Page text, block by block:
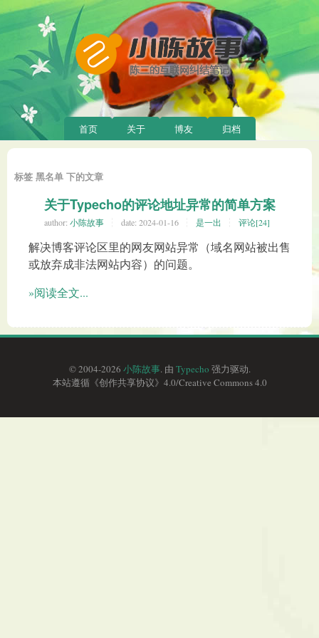
首页 关于 博友 归档
标签 黑名单 下的文章
关于Typecho的评论地址异常的简单方案
author: 小陈故事 date: 2024-01-16 是一出 评论[24]
解决博客评论区里的网友网站异常（域名网站被出售
或放弃成非法网站内容）的问题。
»阅读全文...
© 2004-2026 小陈故事. 由 Typecho 强力驱动.
本站遵循《创作共享协议》4.0/Creative Commons 4.0